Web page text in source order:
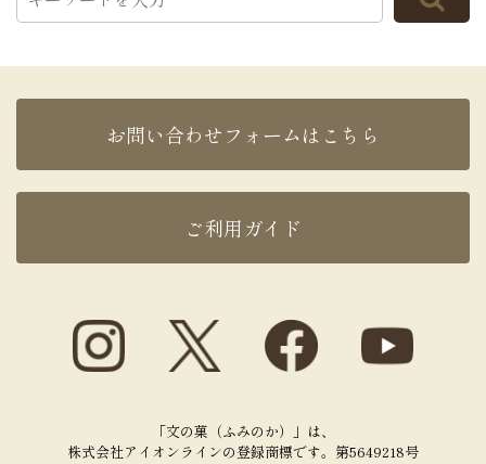
お問い合わせフォームはこちら
ご利用ガイド
「文の菓（ふみのか）」は、
株式会社アイオンラインの登録商標です。第5649218号